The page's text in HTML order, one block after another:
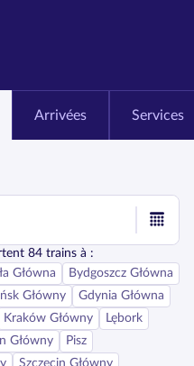
Arrivées Services
84 trains à :
Główna
Bydgoszcz Główna
Główny
Gdynia Główna
Kraków Główny
Lębork
Główny
Pisz
Szczecin Główny